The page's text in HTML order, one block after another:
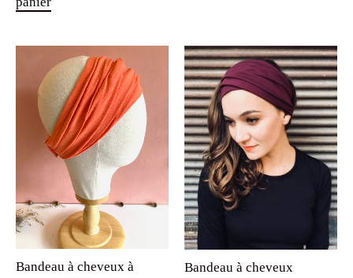
Bandeau à cheveux à
Bandeau à cheveux